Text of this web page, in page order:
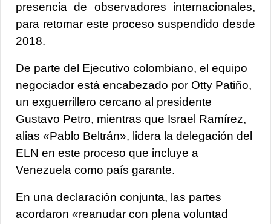
presencia de observadores internacionales,
para retomar este proceso suspendido desde
2018.
De parte del Ejecutivo colombiano, el equipo
negociador está encabezado por Otty Patiño,
un exguerrillero cercano al presidente
Gustavo Petro, mientras que Israel Ramírez,
alias «Pablo Beltrán», lidera la delegación del
ELN en este proceso que incluye a
Venezuela como país garante.
En una declaración conjunta, las partes
acordaron «reanudar con plena voluntad